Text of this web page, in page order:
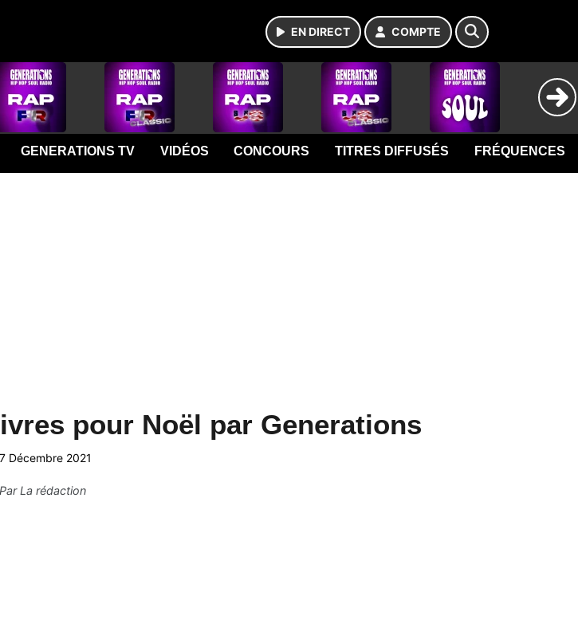
EN DIRECT COMPTE
GENERATIONS TV VIDÉOS CONCOURS TITRES DIFFUSÉS FRÉQUENCES
pour Noël par Generations
Décembre 2021
ParLa rédaction